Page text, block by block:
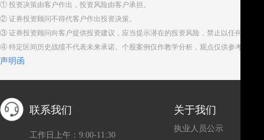
① 投资决策由客户作出，投资风险由客户承担。
② 证券投资顾问不得代客户作出投资决策。
③ 证券投资顾问向客户提供投资建议，应当提示潜在的投资风险，禁止以任何方式
④ 特定区间历史战绩不代表未来承诺。个股案例仅作教学分析，观点仅供参考。股
声明函
联系我们
工作日上午：9:00-11:30
关于我们
执业人员公示